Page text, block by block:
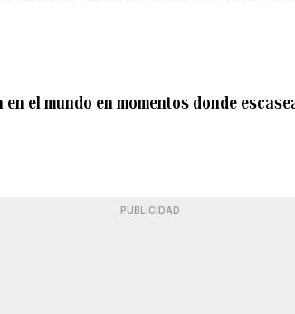
el mundo en momentos donde
PUBLICIDAD